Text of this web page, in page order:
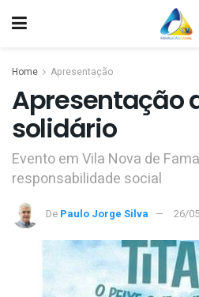
Home Apresentação
Apresentação
solidário
Evento em Vila Nova de
responsabilidade social
De Paulo Jorge Silva 26/